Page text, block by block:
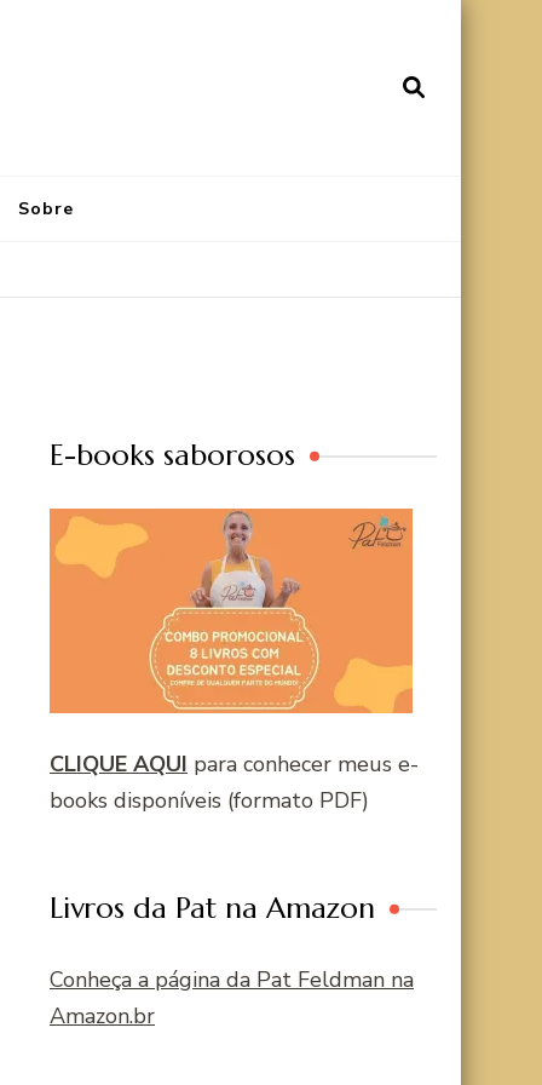
Sobre
E-books saborosos
CLIQUE AQUI para conhecer meus e-
books disponíveis (formato PDF)
Livros da Pat na Amazon
Conheça a página da Pat Feldman na
Amazon.br